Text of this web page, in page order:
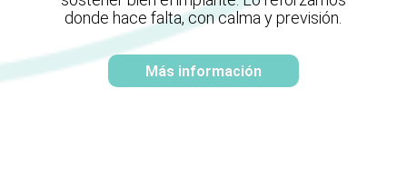
donde hace falta, con calma y previsión.
Más información